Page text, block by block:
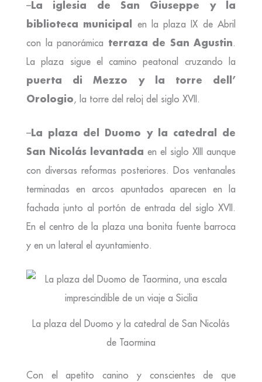
–La iglesia de San Giuseppe y la
biblioteca municipal
en la plaza IX de Abril
con la panorámica terraza de San Agustin.
La plaza sigue el camino peatonal cruzando la
puerta di Mezzo y la torre dell’
Orologio, la torre del reloj del siglo XVII.
–La plaza del Duomo y la catedral de
San Nicolás levantada en el siglo XIII aunque
con diversas reformas posteriores. Dos ventanales
terminadas en arcos apuntados aparecen en la
fachada junto al portón de entrada del siglo XVII.
En el centro de la plaza una bonita fuente barroca
y en un lateral el ayuntamiento.
La plaza del Duomo y la catedral de San Nicolás
de Taormina
Con el apetito canino y conscientes de que